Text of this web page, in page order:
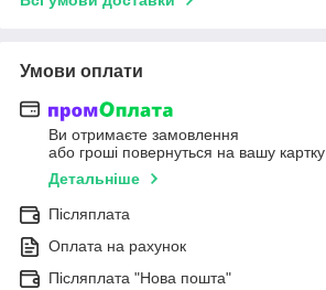
Умови оплати
Ви отримаєте замовлення
або гроші повернуться на вашу картку
Детальніше
Післяплата
Оплата на рахунок
Післяплата "Нова пошта"